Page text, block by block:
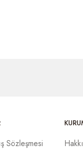
Sözleşmesi